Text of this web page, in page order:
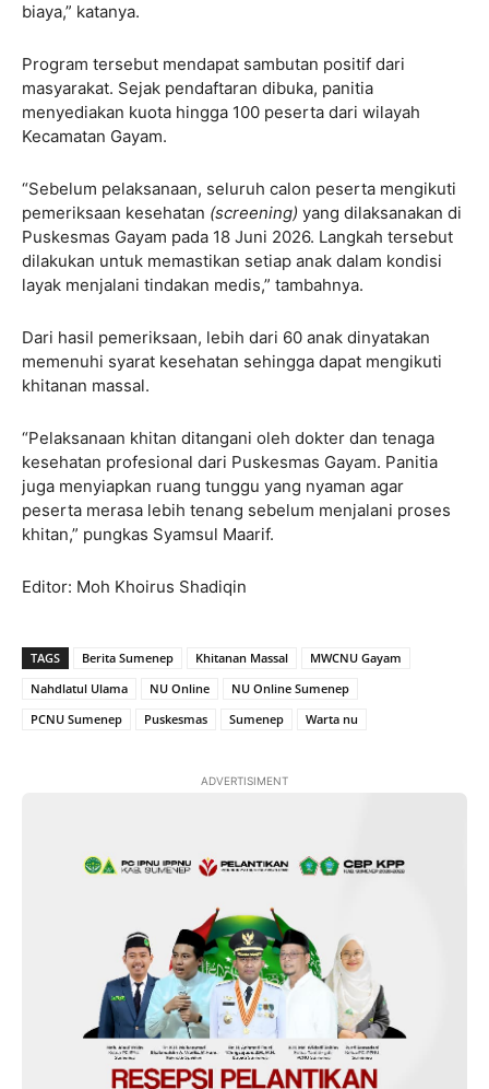
biaya,” katanya.
Program tersebut mendapat sambutan positif dari
masyarakat. Sejak pendaftaran dibuka, panitia
menyediakan kuota hingga 100 peserta dari wilayah
Kecamatan Gayam.
“Sebelum pelaksanaan, seluruh calon peserta mengikuti
pemeriksaan kesehatan (screening) yang dilaksanakan di
Puskesmas Gayam pada 18 Juni 2026. Langkah tersebut
dilakukan untuk memastikan setiap anak dalam kondisi
layak menjalani tindakan medis,” tambahnya.
Dari hasil pemeriksaan, lebih dari 60 anak dinyatakan
memenuhi syarat kesehatan sehingga dapat mengikuti
khitanan massal.
“Pelaksanaan khitan ditangani oleh dokter dan tenaga
kesehatan profesional dari Puskesmas Gayam. Panitia
juga menyiapkan ruang tunggu yang nyaman agar
peserta merasa lebih tenang sebelum menjalani proses
khitan,” pungkas Syamsul Maarif.
Editor: Moh Khoirus Shadiqin
TAGS Berita Sumenep Khitanan Massal
MWCNU Gayam
Nahdlatul Ulama
NU Online
NU Online Sumenep
PCNU Sumenep
Puskesmas Sumenep Warta nu
ADVERTISIMENT